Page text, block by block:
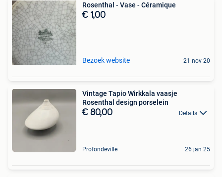
Rosenthal - Vase - Céramique
€ 1,00
Bezoek website 21 nov 20
Vintage Tapio Wirkkala vaasje
Rosenthal design porselein
€ 80,00 Details
Profondeville 26 jan 25